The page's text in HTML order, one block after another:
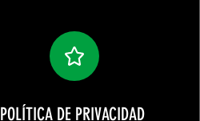
POLÍTICA DE PRIVACIDAD